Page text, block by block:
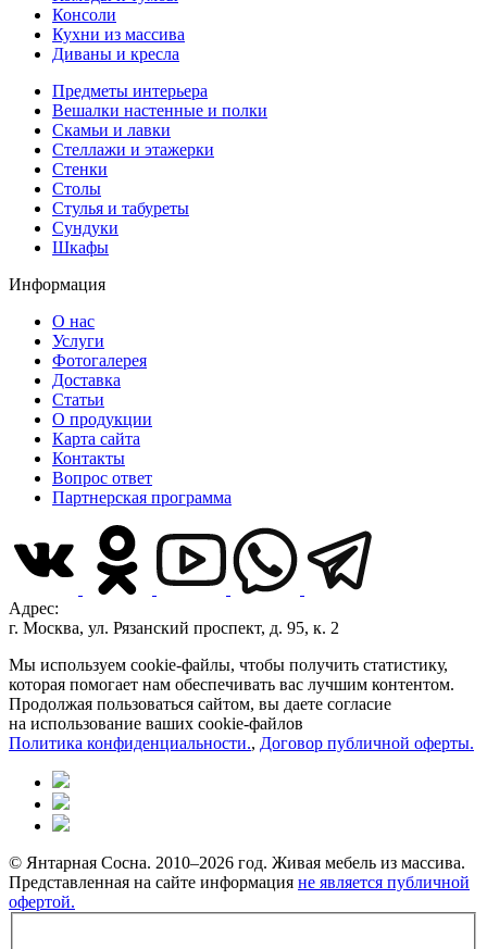
Консоли
Кухни из массива
Диваны и кресла
Предметы интерьера
Вешалки настенные и полки
Скамьи и лавки
Стеллажи и этажерки
Стенки
Столы
Стулья и табуреты
Сундуки
Шкафы
Информация
О нас
Услуги
Фотогалерея
Доставка
Статьи
О продукции
Карта сайта
Контакты
Вопрос ответ
Партнерская программа
Адрес:
г. Москва, ул. Рязанский проспект, д. 95, к. 2
Мы используем cookie-файлы, чтобы получить статистику,
которая помогает нам обеспечивать вас лучшим контентом.
Продолжая пользоваться сайтом, вы даете согласие
на использование ваших cookie-файлов
Политика конфиденциальности., Договор публичной оферты.
© Янтарная Сосна. 2010–2026 год. Живая мебель из массива.
Представленная на сайте информация не является публичной
офертой.